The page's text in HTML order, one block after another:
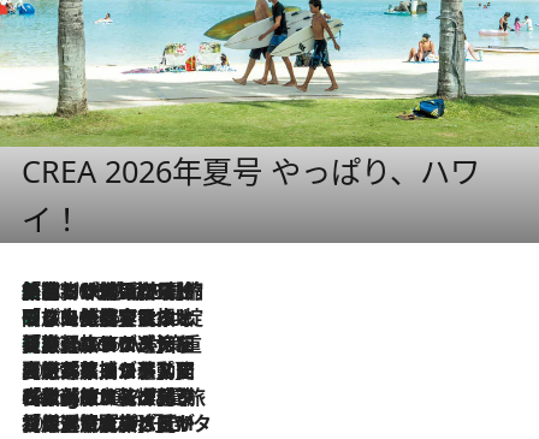
CREA 2026年夏号 やっぱり、ハワ
イ！
2026.8.6
「荷物が増えるほど旅ストレスは増す」美容ジャーナリストがたどり着いた最終結論。“化粧品を劇的に減らす”感動の凝縮美容とは
2026.8.6
「旅先には金髪ウィッグを持参」日本と同じメイクでは損してる!? 美容ジャーナリストが提案する“掟破りの旅美容”とは
2026.8.6
【厳選旅コスメ】「身軽さ＆UV対策重視！」ヘアアーティストshucoが選んだ夏旅ベストコスメを発表【Mサイズジップ】
2026.8.5
【厳選旅コスメ】国内をあちこち移動する河井菜摘が選んだ夏旅ベストコスメ発表！「リラックスアイテムはマスト」【Mサイズジップ】
2026.8.4
【厳選旅コスメ】「紫外線＆乾燥対策しながらメイク感も！」ヘア＆メイクGeorgeが選んだ夏旅ベストコスメを発表！【Mサイズジップ】
2026.8.3
【厳選旅コスメ】「保湿もタイパ重視！」“サウナ好き”タレント清水みさとが愛用する夏旅ベストコスメを発表！【Mサイズジップ】